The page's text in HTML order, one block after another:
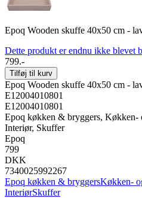
Epoq Wooden skuffe 40x50 cm -
Dette produkt er endnu ikke blevet
799.-
Tilføj til kurv
Epoq Wooden skuffe 40x50 cm -
E12004010801
E12004010801
Epoq køkken & bryggers, Køkken-
Interiør, Skuffer
Epoq
799
DKK
7340025992267
Epoq køkken & bryggersKøkken-
InteriørSkuffer